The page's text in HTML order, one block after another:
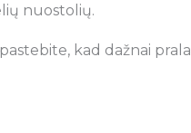
nuostolių.
kad dažnai